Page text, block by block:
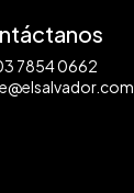
7854 0662